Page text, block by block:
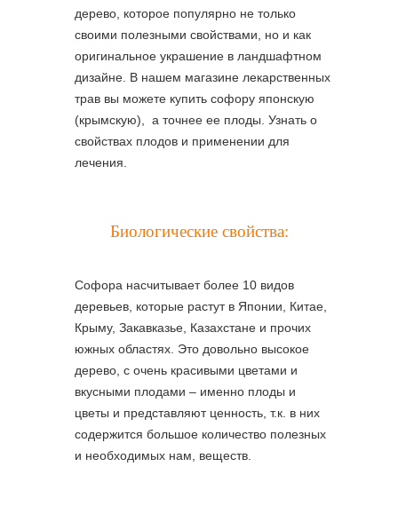
дерево, которое популярно не только
своими полезными свойствами, но и как
оригинальное украшение в ландшафтном
дизайне. В нашем магазине лекарственных
трав вы можете купить софору японскую
(крымскую), а точнее ее плоды. Узнать о
свойствах плодов и применении для
лечения.
Биологические свойства:
Софора насчитывает более 10 видов
деревьев, которые растут в Японии, Китае,
Крыму, Закавказье, Казахстане и прочих
южных областях. Это довольно высокое
дерево, с очень красивыми цветами и
вкусными плодами – именно плоды и
цветы и представляют ценность, т.к. в них
содержится большое количество полезных
и необходимых нам, веществ.